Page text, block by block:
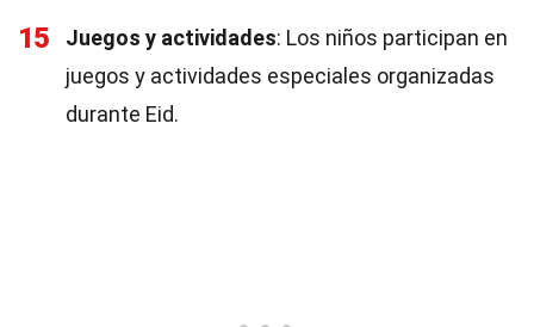
15 Juegos y actividades: Los niños participan en
juegos y actividades especiales organizadas
durante Eid.